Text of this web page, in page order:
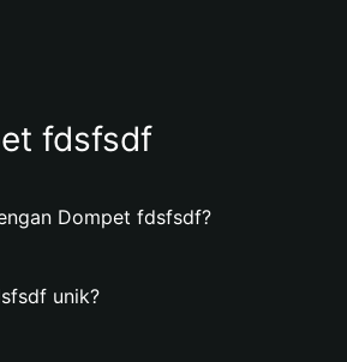
fdsfsdf
Dompet fdsfsdf?
unik?